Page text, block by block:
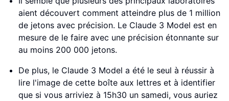
aient découvert comment atteindre plus de 1 million
de jetons avec précision. Le Claude 3 Model est en
mesure de le faire avec une précision étonnante sur
au moins 200 000 jetons.
De plus, le Claude 3 Model a été le seul à réussir à
lire l'image de cette boîte aux lettres et à identifier
que si vous arriviez à 15h30 un samedi, vous auriez